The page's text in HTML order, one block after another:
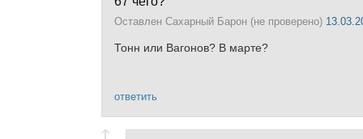
Оставлен Сахарный Барон (не проверено)
Тонн или Вагонов? В марте?
ответить